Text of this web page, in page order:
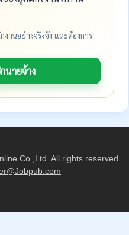
านอย่างจริงจัง และต้องการ
นายจ้าง
Co.,Ltd. All rights reserved.